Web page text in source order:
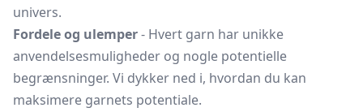
univers.
Fordele og ulemper- Hvert garn har unikke
anvendelsesmuligheder og nogle potentielle
begrænsninger. Vi dykker ned i, hvordan du kan
maksimere garnets potentiale.